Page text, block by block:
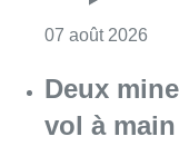
07 août 2026
Deux
vol à